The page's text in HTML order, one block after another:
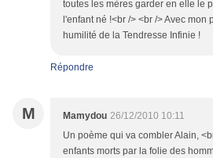
toutes les mères garder en elle le
l'enfant né !<br /> <br /> Avec mon
humilité de la Tendresse Infinie !
Répondre
M Mamydou 26/12/2010 10:11
Un poème qui va combler Alain,
enfants morts par la folie des